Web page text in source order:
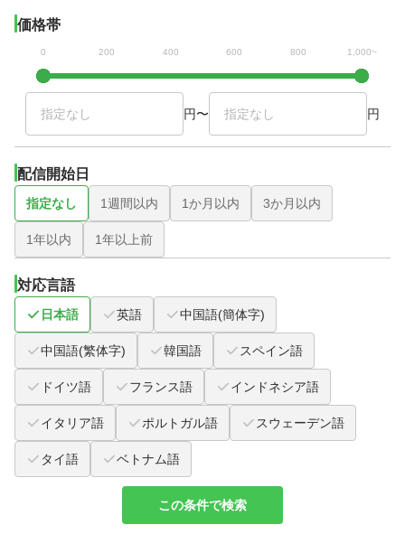
価格帯
0 200 400 600 800 1,000~
円〜 円
配信開始日
指定なし 1週間以内 1か月以内 3か月以内
1年以内 1年以上前
対応言語
日本語 英語 中国語(簡体字)
中国語(繁体字) 韓国語 スペイン語
ドイツ語 フランス語 インドネシア語
イタリア語 ポルトガル語 スウェーデン語
タイ語 ベトナム語
この条件で検索